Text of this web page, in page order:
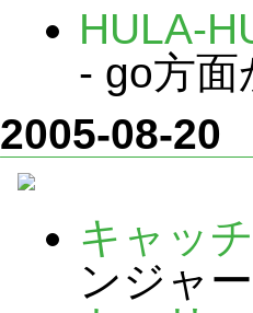
HULA-
- go方面
2005-08-20
キャッ
ンジャ